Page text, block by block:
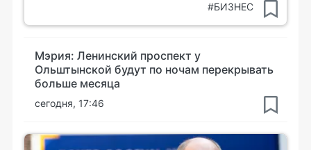
#БИЗНЕС
Мэрия: Ленинский проспект у
Ольштынской будут по ночам перекрывать
больше месяца
сегодня, 17:46